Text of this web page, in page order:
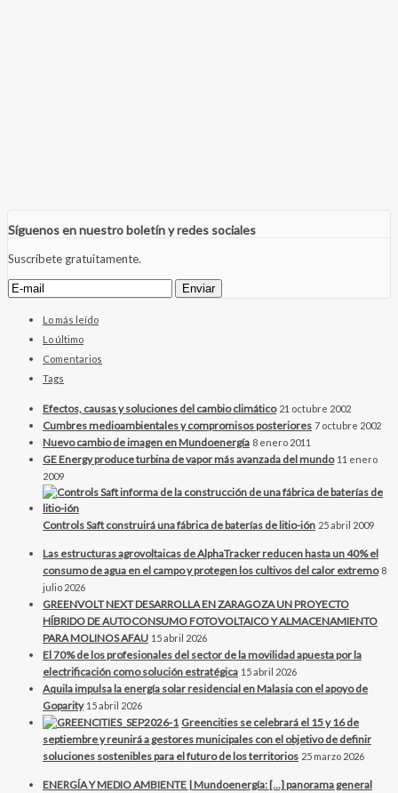
Síguenos en nuestro boletín y redes sociales
Suscríbete gratuitamente.
Lo más leído
Lo último
Comentarios
Tags
Efectos, causas y soluciones del cambio climático 21 octubre 2002
Cumbres medioambientales y compromisos posteriores 7 octubre 2002
Nuevo cambio de imagen en Mundoenergía 8 enero 2011
GE Energy produce turbina de vapor más avanzada del mundo 11 enero
2009
Controls Saft construirá una fábrica de baterías de litio-ión 25 abril 2009
Las estructuras agrovoltaicas de AlphaTracker reducen hasta un 40% el
consumo de agua en el campo y protegen los cultivos del calor extremo 8
julio 2026
GREENVOLT NEXT DESARROLLA EN ZARAGOZA UN PROYECTO
HÍBRIDO DE AUTOCONSUMO FOTOVOLTAICO Y ALMACENAMIENTO
PARA MOLINOS AFAU 15 abril 2026
El 70% de los profesionales del sector de la movilidad apuesta por la
electrificación como solución estratégica 15 abril 2026
Aquila impulsa la energía solar residencial en Malasia con el apoyo de
Goparity 15 abril 2026
Greencities se celebrará el 15 y 16 de
septiembre y reunirá a gestores municipales con el objetivo de definir
soluciones sostenibles para el futuro de los territorios 25 marzo 2026
ENERGÍA Y MEDIO AMBIENTE | Mundoenergía: […] panorama general